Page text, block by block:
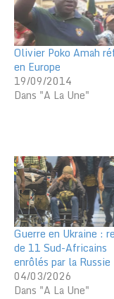
Olivier Poko Amah
en Europe
19/09/2014
Dans "A La Une"
Guerre en Ukraine :
de 11 Sud-Africains
enrôlés par la Russie
04/03/2026
Dans "A La Une"